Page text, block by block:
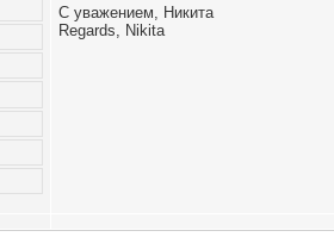
С уважением, Никита
Regards, Nikita